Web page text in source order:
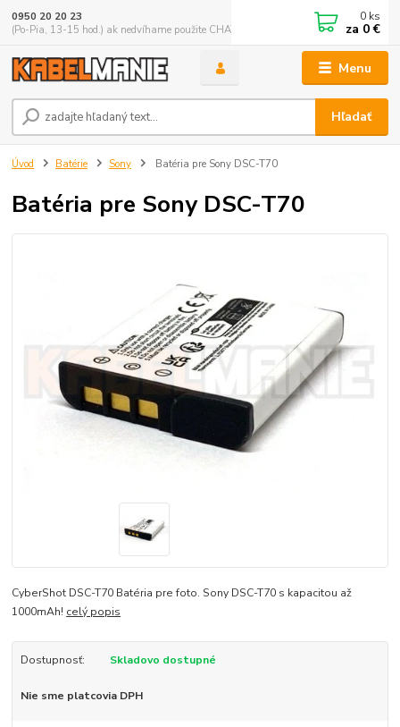
Menu
Hľadať
0950 20 20 23
(Po-Pia, 13-15 hod.) ak nedvíhame použite CHATBOX
0 ks
za 0 €
Úvod Batérie Sony Batéria pre Sony DSC-T70
Batéria pre Sony DSC-T70
CyberShot DSC-T70 Batéria pre foto. Sony DSC-T70 s kapacitou až
1000mAh! celý popis
Dostupnosť: Skladovo dostupné
Nie sme platcovia DPH